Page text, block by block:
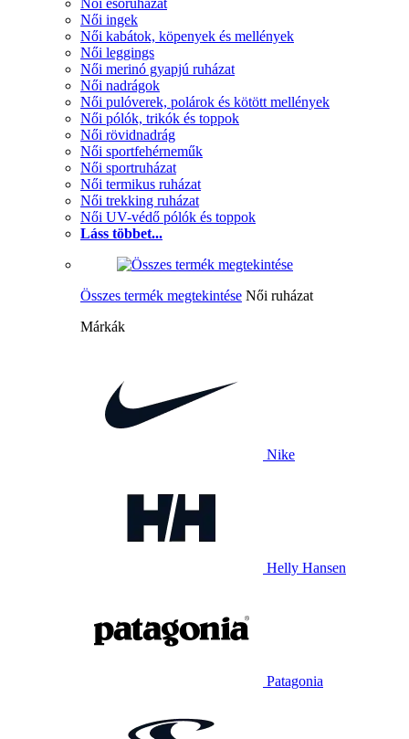
Női esőruházat
Női ingek
Női kabátok, köpenyek és mellények
Női leggings
Női merinó gyapjú ruházat
Női nadrágok
Női pulóverek, polárok és kötött mellények
Női pólók, trikók és toppok
Női rövidnadrág
Női sportfehérneműk
Női sportruházat
Női termikus ruházat
Női trekking ruházat
Női UV-védő pólók és toppok
Láss többet...
Összes termék megtekintése Női ruházat
Márkák
Nike
Helly Hansen
Patagonia